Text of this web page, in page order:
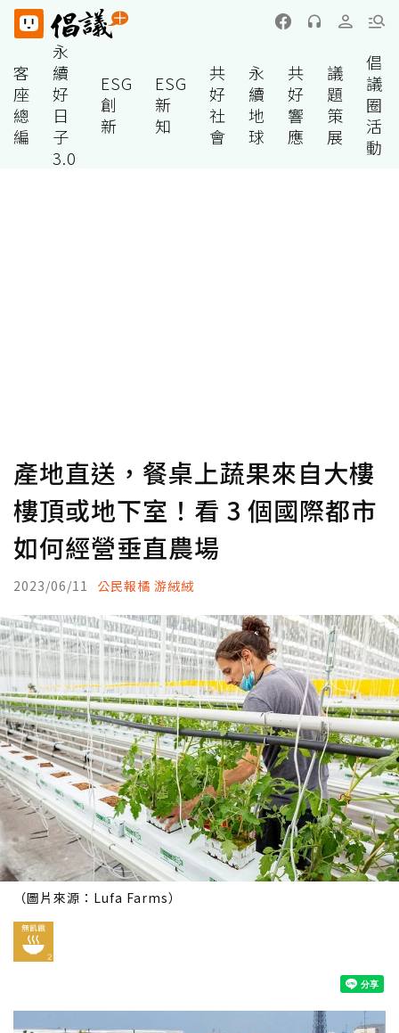
客
座
總
編
永
續
好
日
子
3.0
ESG
創
新
ESG
新
知
共
好
社
會
永
續
地
球
共
好
響
應
議
題
策
展
倡
議
圈
活
動
產地直送，餐桌上蔬果來自大樓
樓頂或地下室！看 3 個國際都市
如何經營垂直農場
2023/06/11 公民報橘 游絨絨
（圖片來源：Lufa Farms）